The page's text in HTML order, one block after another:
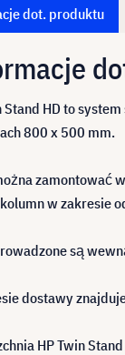
dot. produktu
Stand HD to
800 x 500 mm.
zamontować
w zakresie
są
dostawy
HP Twin